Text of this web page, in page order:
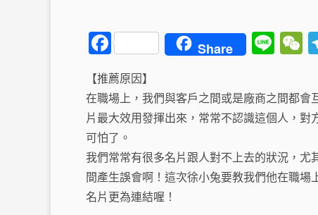
F
c
e
b
o
o
k
Share
Li
e C
h
a
t
【推薦原因】
在職場上，我們與客戶之間或是廠商之間都
片最大效用發揮出來，常常不認識這個人，
可怕了。
我們常常有很多名片跟人對不上去的狀況，尤
間產生誤會啊！這次徐小兔要教我們他在職
名片更為連結喔！